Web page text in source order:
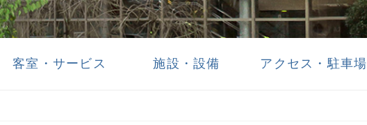
客室・サービス 施設・設備 アクセス・駐車場